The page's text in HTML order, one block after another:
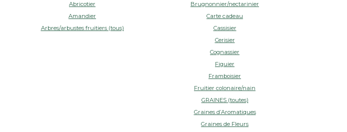
Abricotier
Amandier
Arbres/arbustes fruitiers (tous)
Brugnonnier/nectarinier
Carte cadeau
Cassisier
Cerisier
Cognassier
Figuier
Framboisier
Fruitier colonaire/nain
GRAINES (toutes)
Graines d’Aromatiques
Graines de Fleurs